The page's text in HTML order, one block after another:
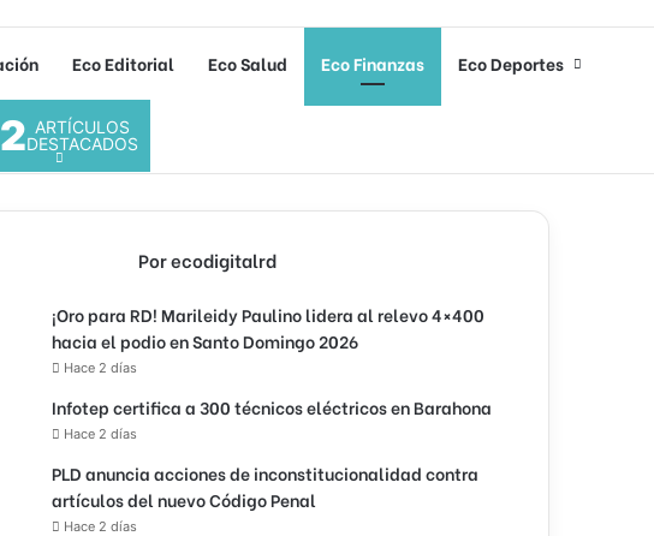
Eco Editorial Eco Salud Eco Finanzas Eco Deportes
porARTÍCULOS
DESTACADOS
Por ecodigitalrd
¡Oro para RD! Marileidy Paulino lidera al relevo 4×400
hacia el podio en Santo Domingo 2026
Hace 2 días
Infotep certifica a 300 técnicos eléctricos en Barahona
Hace 2 días
PLD anuncia acciones de inconstitucionalidad contra
artículos del nuevo Código Penal
Hace 2 días